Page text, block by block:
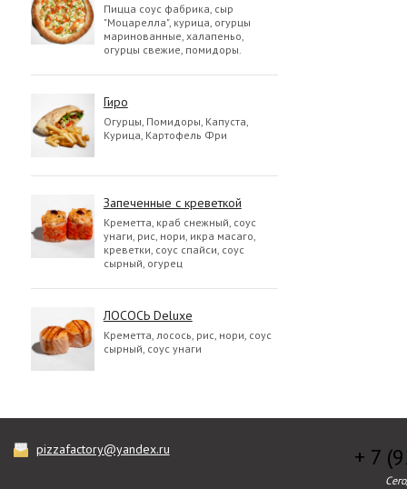
Пицца соус фабрика, сыр
"Моцарелла", курица, огурцы
маринованные, халапеньо,
огурцы свежие, помидоры.
Гиро
Огурцы, Помидоры, Капуста,
Курица, Картофель Фри
Запеченные с креветкой
Креметта, краб снежный, соус
унаги, рис, нори, икра масаго,
креветки, соус спайси, соус
сырный, огурец
ЛОСОСЬ Deluxe
Креметта, лосось, рис, нори, соус
сырный, соус унаги
pizzafactory@yandex.ru + 7